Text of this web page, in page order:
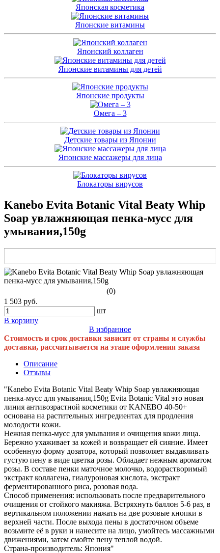
Японская косметика
Японские витамины
Японский коллаген
Японские витамины для детей
Японские продукты
Омега – 3
Детские товары из Японии
Японские массажеры для лица
Блокаторы вирусов
Kanebo Evita Botanic Vital Beaty Whip
Soap увлажняющая пенка-мусс для
умывания,150g
(0)
1 503 руб.
шт
В корзину
В избранное
Стоимость и срок доставки зависит от страны и службы
доставки, рассчитывается на этапе оформления заказа
Описание
Отзывы
"Kanebo Evita Botanic Vital Beaty Whip Soap увлажняющая
пенка-мусс для умывания,150g Evita Botaniс Vital это новая
линия антивозрастной косметики от KANEBO 40-50+
основана на растительных ингредиентах для продления
молодости кожи.
Нежная пенка-мусс для умывания и очищения кожи лица.
Бережно ухаживает за кожей и возвращает ей сияние. Имеет
особенную форму дозатора, который позволяет выдавливать
густую пену в виде цветка розы. Обладает нежным ароматом
розы. В составе пенки маточное молочко, водорастворимый
экстракт коллагена, гиалуроновая кислота, экстракт
ферментированного риса, розовая вода.
Способ применения: использовать после предварительного
очищения от стойкого макияжа. Встряхнуть баллон 5-6 раз, в
вертикальном положении нажать на две розовые кнопки в
верхней части. После выхода пены в достаточном объеме
возьмите её в руки и нанесите на лицо, умойтесь массажными
движениями, затем смойте пену теплой водой.
Страна-производитель: Япония"